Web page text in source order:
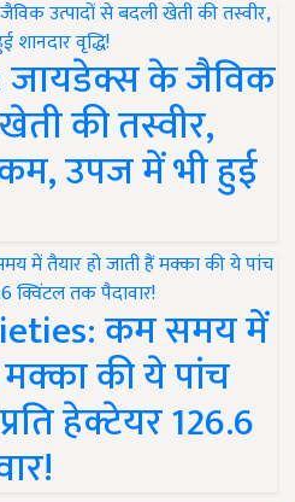
जायडेक्स के जैविक
की तस्वीर,
उपज में भी हुई
कम समय में
की ये पांच
हेक्टेयर 126.6